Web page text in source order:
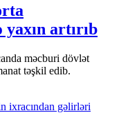
artırıb
məcburi dövlət
təşkil edib.